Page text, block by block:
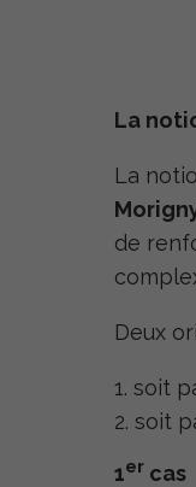
La
La
de
Deux
soit
soit
1ercas